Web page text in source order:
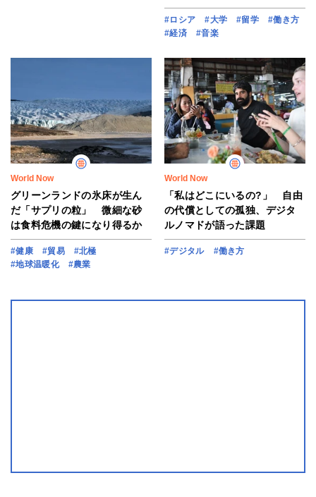
#ロシア #大学 #留学
#働き方
#経済
#音楽
World Now
グリーンランドの氷床が生ん
だ「サプリの粒」 微細な砂
は食料危機の鍵になり得るか
#健康 #貿易
#北極
#地球温暖化
#農業
World Now
「私はどこにいるの?」 自由
の代償としての孤独、デジタ
ルノマドが語った課題
#デジタル #働き方